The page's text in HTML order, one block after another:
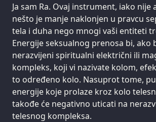
Ja sam Ra. Ovaj instrument, iako nije
nešto je manje naklonjen u pravcu
tela i duha nego mnogi vaši entiteti
Energije seksualnog prenosa bi, ako
nerazvijeni spiritualni električni ili
kompleks, koji vi nazivate kolom,
to određeno kolo. Nasuprot tome,
energije koje prolaze kroz kolo
takođe će negativno uticati na
telesnog kompleksa.